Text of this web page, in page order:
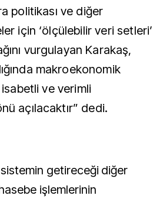
politikası ve diğer
için ‘ölçülebilir veri setleri’
vurgulayan Karakaş,
makroekonomik
ve verimli
açılacaktır” dedi.
getireceği diğer
işlemlerinin